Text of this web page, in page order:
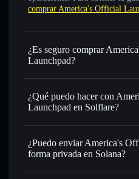
comprar America's Official
¿Es seguro comprar
Launchpad?
America's Official Launchpad
¿Qué puedo hacer con
Launchpad en Solflare?
America's Official
Intercambiar al instante
de órdenes inteligente para
¿Puedo enviar America's
forma privada en Solana?
cartera de Solflare